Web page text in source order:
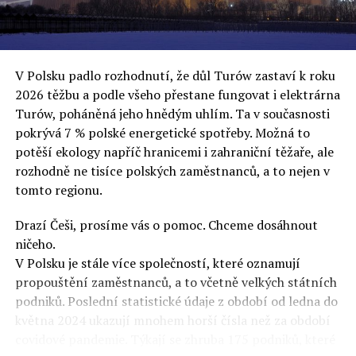
uvěří a nebudou se ptát na podrobnosti,“ řekl Rafał
Ziemkiewicz, redaktor týdeníku Do Rzeczy a ironicky
dodal: „Když se nynějšímu vedení státního hřebčince
podařilo prodat na aukci 10 plemenných koní za 600
000 euro, bylo to provládními médii oslavované jako
velký úspěch. Za vlády PiS se 14 koní prodalo za 2,5
milionu euro, což bylo stejnou mediální partou
komentováno jako konec polského chovu koní. Ve vidění
kontrolorů činnosti PiS ale určitě šlo při prodeji koní o
praní peněz či jinou nelegální činnost.“
Tuskova čísla jsou ale ujetá i jinde, pokračoval
Ziemkiewicz. „Ve vládní aféře PiS kolem vydávání víz
Tusk tvrdil, že za vlády dnešní opozice se nelegálně
prodalo 600 000 víz do Polska. Byla na to dokonce
vytvořena parlamentní vyšetřovací komise, která přišla
ale pouze na to, že 220 víz do Polska bylo
prostřednictvím úplatků uspíšeno, tedy že víza byla
V Polsku padlo rozhodnutí, že důl Turów zastaví k roku
2026 těžbu a podle všeho přestane fungovat i elektrárna
Turów, poháněná jeho hnědým uhlím. Ta v současnosti
pokrývá 7 % polské energetické spotřeby. Možná to
potěší ekology napříč hranicemi i zahraniční těžaře, ale
rozhodně ne tisíce polských zaměstnanců, a to nejen v
tomto regionu.
Drazí Češi, prosíme vás o pomoc. Chceme dosáhnout
ničeho.
V Polsku je stále více společností, které oznamují
propouštění zaměstnanců, a to včetně velkých státních
podniků. Poslední statistické údaje z období od ledna do
května 2024 ukazují mnohem horší čísla než za období